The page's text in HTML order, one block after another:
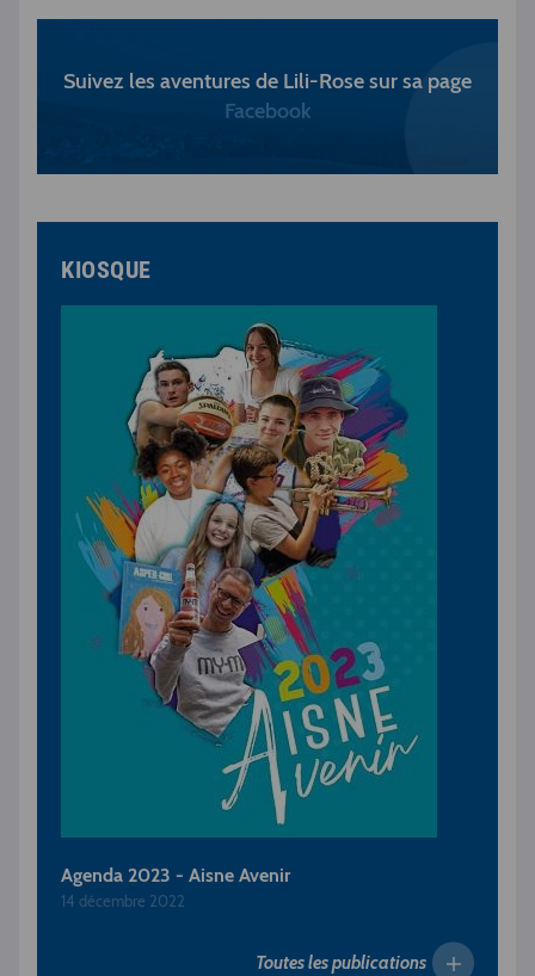
Suivez les aventures de Lili-Rose sur sa page
Facebook
KIOSQUE
Agenda 2023 - Aisne Avenir
14 décembre 2022
Toutes les publications